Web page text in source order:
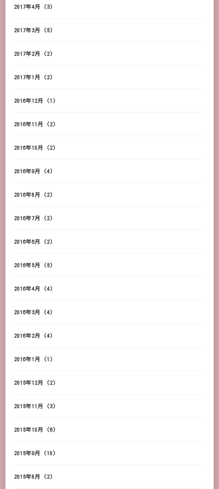
2017年4月 (3)
2017年3月 (5)
2017年2月 (2)
2017年1月 (2)
2016年12月 (1)
2016年11月 (2)
2016年10月 (2)
2016年9月 (4)
2016年8月 (2)
2016年7月 (2)
2016年6月 (2)
2016年5月 (5)
2016年4月 (4)
2016年3月 (4)
2016年2月 (4)
2016年1月 (1)
2015年12月 (2)
2015年11月 (3)
2015年10月 (6)
2015年9月 (10)
2015年8月 (2)